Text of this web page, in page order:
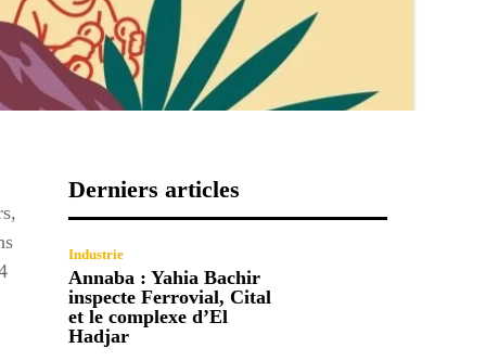
Derniers articles
Industrie
Annaba : Yahia Bachir
inspecte Ferrovial, Cital
et le complexe d’El
Hadjar